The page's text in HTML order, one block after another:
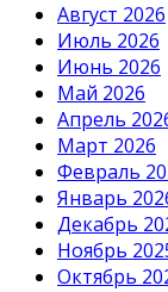
Август 2026
Июль 2026
Июнь 2026
Май 2026
Апрель
Март 2026
Февраль
Январь
Декабрь
Ноябрь
Октябрь